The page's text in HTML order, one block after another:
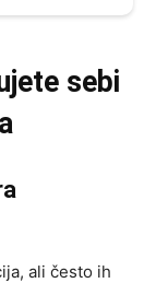
sebi
ali često ih